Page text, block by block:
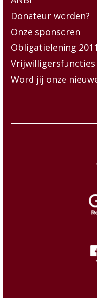
Donateur worden?
Onze sponsoren
Obligatielening 2011
Vrijwilligersfuncties
Word jij onze